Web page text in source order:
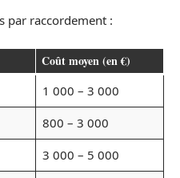
par raccordement :
Coût moyen (en €)
1 000 – 3 000
800 – 3 000
3 000 – 5 000